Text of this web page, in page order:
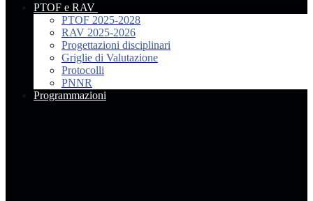
PTOF e RAV
PTOF 2025-2028
RAV 2025-2026
Progettazioni disciplinari
Griglie di Valutazione
Protocolli
PNNR
Programmazioni